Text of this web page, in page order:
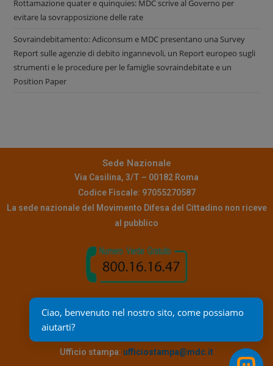
Rottamazione quater e quinquies: MDC scrive al Governo per
evitare la sovrapposizione delle rate
Sovraindebitamento: Adiconsum e MDC presentano una Survey
Report sulle agenzie di debito ingannevoli, un Report europeo sugli
strumenti e le procedure per le famiglie sovraindebitate e un
Position Paper
Sede Nazionale
Via Casilina, 3/T – 00182 Roma
Codice Fiscale: 97055270587
La sede nazionale del Movimento Difesa del Cittadino non riceve
al pubblico
Contatti
Ufficio stampa: ufficiostampa@mdc.it
Ciao, benvenuto nel nostro sito, come possiamo
aiutarti?